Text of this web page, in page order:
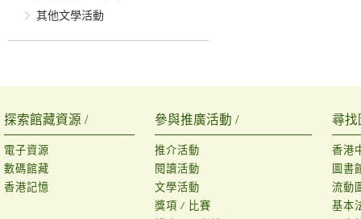
其他文學活動
探索館藏資源 /
電子資源
數碼館藏
香港記憶
參與推廣活動 /
推介活動
閱讀活動
文學活動
獎項 / 比賽
尋找
香港
圖書
流動
基本